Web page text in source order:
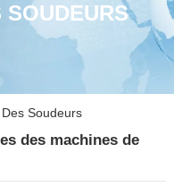
LES PROJETS
LES NOUVELLES
Soudeurs
des machines de